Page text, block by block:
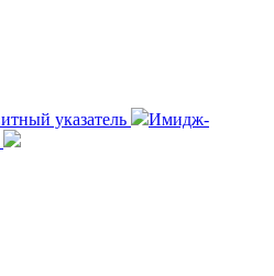
указатель
Имидж-